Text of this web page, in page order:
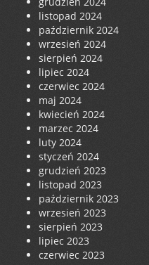
listopad 2024
październik 2024
wrzesień 2024
sierpień 2024
lipiec 2024
czerwiec 2024
maj 2024
kwiecień 2024
marzec 2024
luty 2024
styczeń 2024
grudzień 2023
listopad 2023
październik 2023
wrzesień 2023
sierpień 2023
lipiec 2023
czerwiec 2023